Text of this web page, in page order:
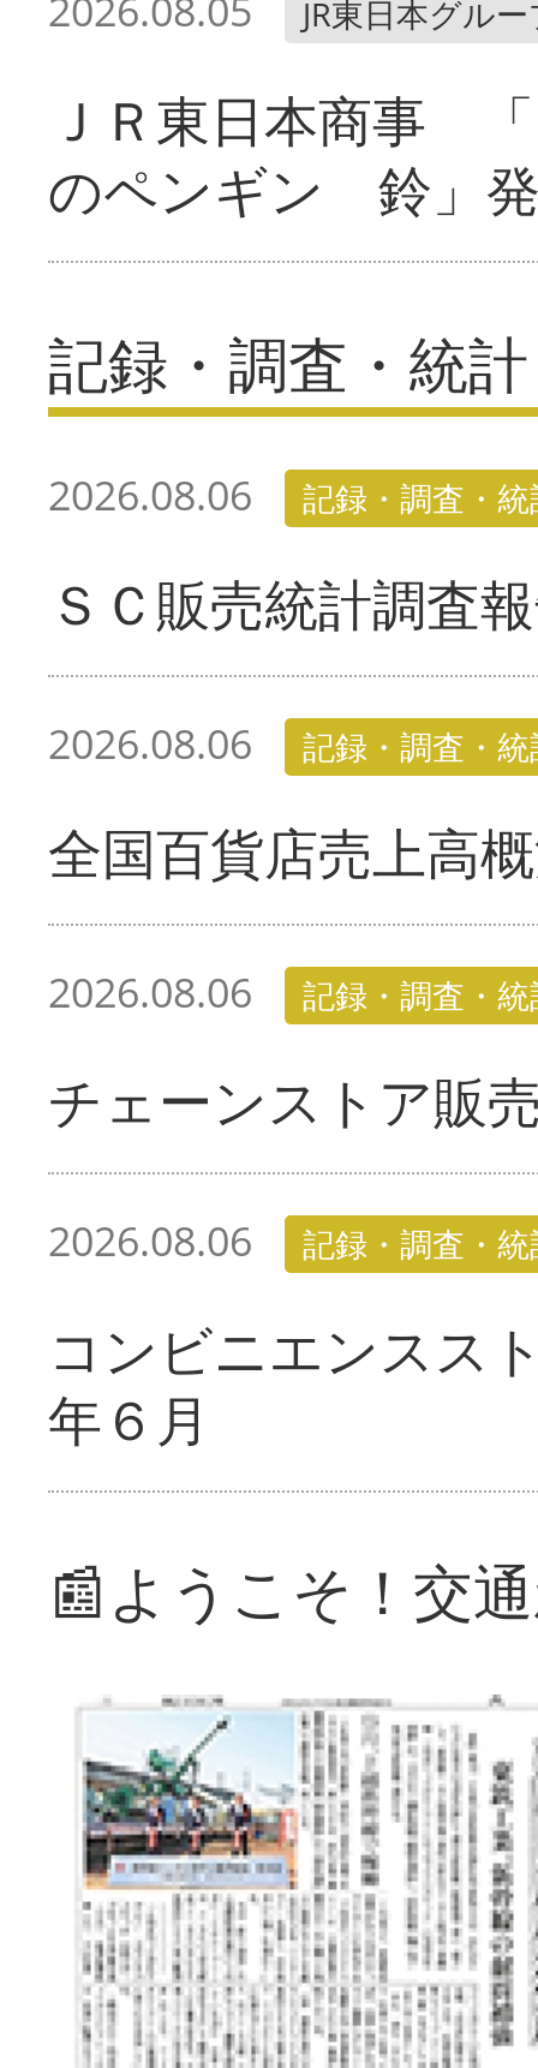
JR東日本グル
ＪＲ東日本商事
のペンギン 鈴」
記録・調査・統計
2026.08.06 記録・調査・
ＳＣ販売統計調査
2026.08.06 記録・調査・
全国百貨店売上高
2026.08.06 記録・調査・
チェーンストア販
2026.08.06 記録・調査・
コンビニエンスス
年６月
📰ようこそ！交